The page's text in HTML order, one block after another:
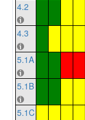
4.2
4.3
5.1A
5.1B
5.1C